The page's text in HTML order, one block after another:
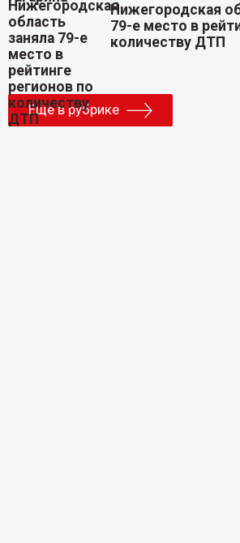
Нижегородская
79-е место в
количеству ДТП
Еще в рубрике